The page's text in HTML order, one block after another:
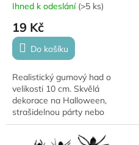
Ihned k odeslání (>5 ks)
19 Kč
Do košíku
Realistický gumový had o
velikosti 10 cm. Skvělá
dekorace na Halloween,
strašidelnou párty nebo
tematickou výzdobu.